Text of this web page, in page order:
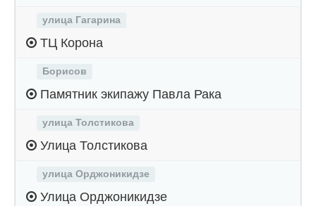
улица Гагарина
ТЦ Корона
Борисов
Памятник экипажу Павла Рака
улица Толстикова
Улица Толстикова
улица Орджоникидзе
Улица Орджоникидзе